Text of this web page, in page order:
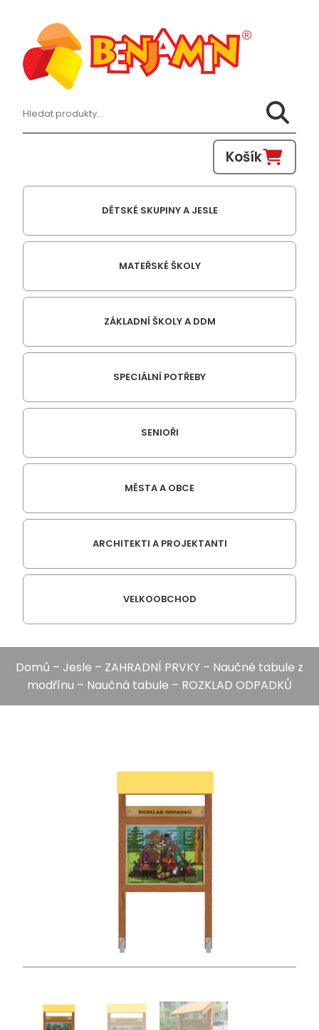
Hledat:
Košík
DĚTSKÉ SKUPINY A JESLE
MATEŘSKÉ ŠKOLY
ZÁKLADNÍ ŠKOLY A DDM
SPECIÁLNÍ POTŘEBY
SENIOŘI
MĚSTA A OBCE
ARCHITEKTI A PROJEKTANTI
VELKOOBCHOD
Domů – Jesle – ZAHRADNÍ PRVKY – Naučné tabule z
modřínu – Naučná tabule – ROZKLAD ODPADKŮ